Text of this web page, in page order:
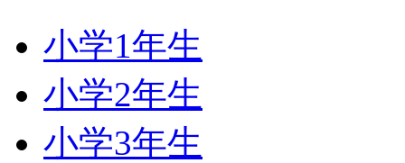
小学1年生
小学2年生
小学3年生